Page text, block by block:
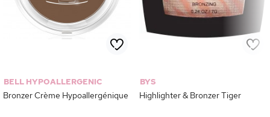
BELL HYPOALLERGENIC
Bronzer Crème Hypoallergénique
BYS
Highlighter & Bronzer Tiger